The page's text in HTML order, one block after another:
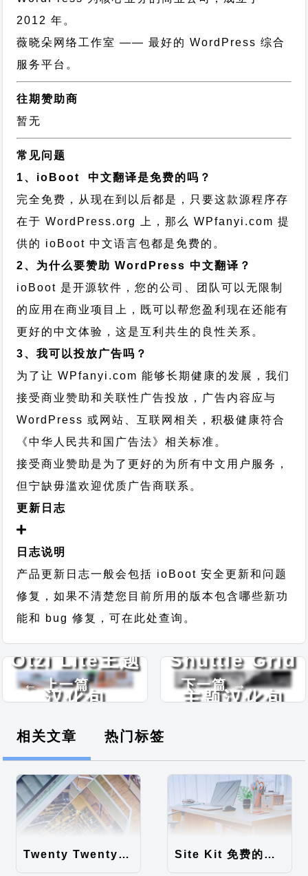
2012 年。
薇晓朵网络工作室 —— 最好的 WordPress 综合
服务平台。
往期赞助商
暂无
常见问题
1、ioBoot 中文翻译是免费的吗？
完全免费，从现在到以后都是，只要这款源程序存
在于 WordPress.org 上，那么 WPfanyi.com 提
供的 ioBoot 中文语言包都是免费的。
2、为什么要赞助 WordPress 中文翻译？
ioBoot 是开源软件，您的公司、团队可以无限制
的应用在商业项目上，既可以帮您盈利现在还能有
更好的中文体验，这是互利共生的良性关系。
3、我可以投放广告吗？
为了让 WPfanyi.com 能够长期健康的发展，我们
接受商业赞助和关联性广告投放，广告内容应与
WordPress 或网站、互联网相关，积极健康符合
《中华人民共和国广告法》相关标准。
接受商业赞助是为了更好的为所有中文用户服务，
但宁缺毋滥欢迎优质广告商联系。
更新日志
日志说明
产品更新日志一般会包括 ioBoot 安全更新和问题
修复，如果不清楚您目前所用的版本包含哪些新功
能和 bug 修复，可在此处查询。
← 上一篇
Otzi Lite主题
汉化包
下一篇 →
Shuttle Grid
主题汉化包
相关文章 热门标签
Twenty Twenty-Five 免费的WordPress内容主题 Site Kit 免费的WordPress数据统计插件